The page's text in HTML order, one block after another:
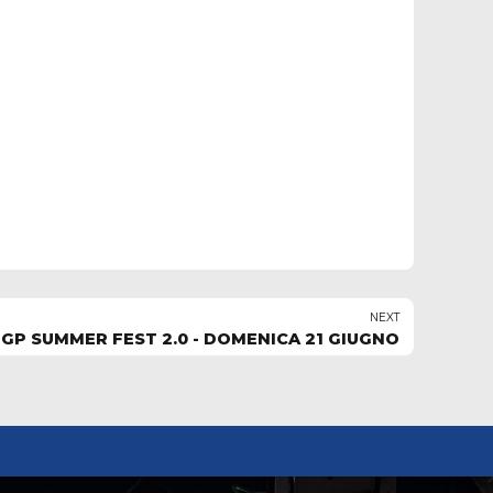
NEXT
GP SUMMER FEST 2.0 - DOMENICA 21 GIUGNO